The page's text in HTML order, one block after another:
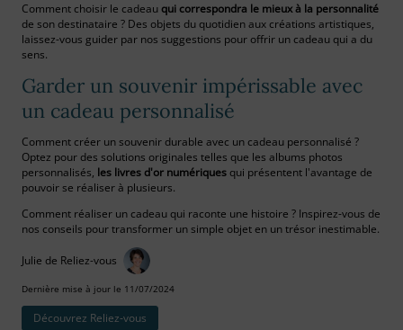
Comment choisir le cadeauqui correspondra le mieux à la personnalité
de son destinataire ? Des objets du quotidien aux créations artistiques,
laissez-vous guider par nos suggestions pour offrir un cadeau qui a du
sens.
Garder un souvenir impérissable avec
un cadeau personnalisé
Comment créer un souvenir durable avec un cadeau personnalisé ?
Optez pour des solutions originales telles que les albums photos
personnalisés, les livres d'or numériques qui présentent l'avantage de
pouvoir se réaliser à plusieurs.
Comment réaliser un cadeau qui raconte une histoire ? Inspirez-vous de
nos conseils pour transformer un simple objet en un trésor inestimable.
Julie de Reliez-vous
Dernière mise à jour le 11/07/2024
Découvrez Reliez‑vous